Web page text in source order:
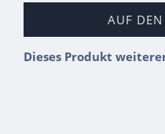
AUF DEN
Dieses Produkt